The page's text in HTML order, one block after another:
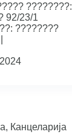
????????:
92/23/1
????????
, Канцеларија